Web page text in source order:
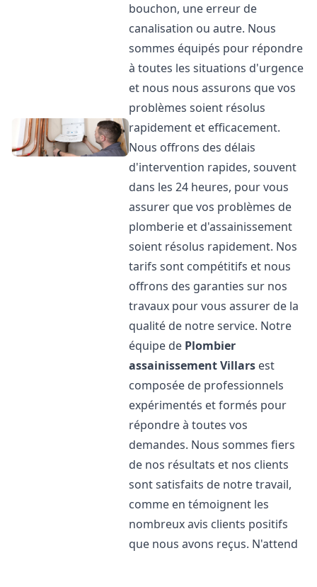
bouchon, une erreur de
canalisation ou autre. Nous
sommes équipés pour répondre
à toutes les situations d'urgence
et nous nous assurons que vos
problèmes soient résolus
rapidement et efficacement.
Nous offrons des délais
d'intervention rapides, souvent
dans les 24 heures, pour vous
assurer que vos problèmes de
plomberie et d'assainissement
soient résolus rapidement. Nos
tarifs sont compétitifs et nous
offrons des garanties sur nos
travaux pour vous assurer de la
qualité de notre service. Notre
équipe de Plombier
assainissementVillars est
composée de professionnels
expérimentés et formés pour
répondre à toutes vos
demandes. Nous sommes fiers
de nos résultats et nos clients
sont satisfaits de notre travail,
comme en témoignent les
nombreux avis clients positifs
que nous avons reçus. N'attend